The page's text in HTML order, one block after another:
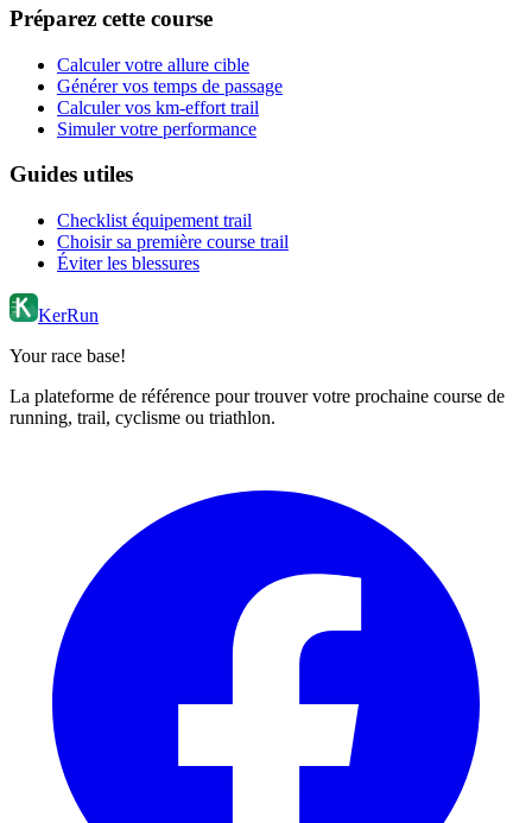
Préparez cette course
Calculer votre allure cible
Générer vos temps de passage
Calculer vos km-effort trail
Simuler votre performance
Guides utiles
Checklist équipement trail
Choisir sa première course trail
Éviter les blessures
KerRun
Your race base!
La plateforme de référence pour trouver votre prochaine course de
running, trail, cyclisme ou triathlon.